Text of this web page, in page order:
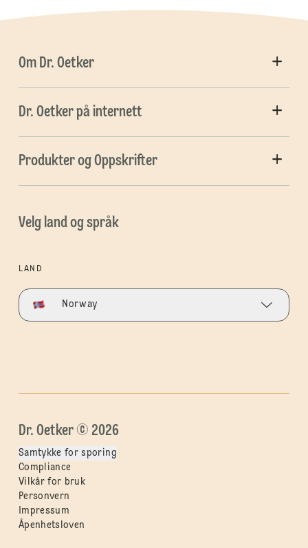
Om Dr. Oetker
Dr. Oetker på internett
Produkter og Oppskrifter
Velg land og språk
LAND
Norway
Dr. Oetker © 2026
Samtykke for sporing
Compliance
Vilkår for bruk
Personvern
Impressum
Åpenhetsloven